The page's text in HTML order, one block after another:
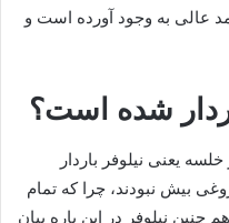
عالی به وجود آورده است و
شده است؟
یعنی نیلوفر باردار
بیش نبودند، چرا که تمام
چنین نیلوفر در این باره بیان